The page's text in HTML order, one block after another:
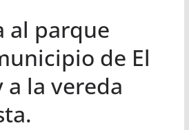
al parque
de El
a la vereda